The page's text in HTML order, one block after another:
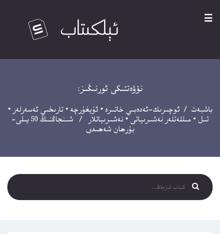
☰
نۆۋەتتىكى ئورنىڭىز:
باشبەت /ئوچىرىك-ئەدەبىي خاتىرە •ئۇيغۇرچە •تارىخىي ئەسەرلەر •
تىل • مىللەتلەر نەشىرىياتى • نەشىرىياتلار
/ شىنجاڭنىڭ 50 يىلى-
بۇرھان شەھىدى